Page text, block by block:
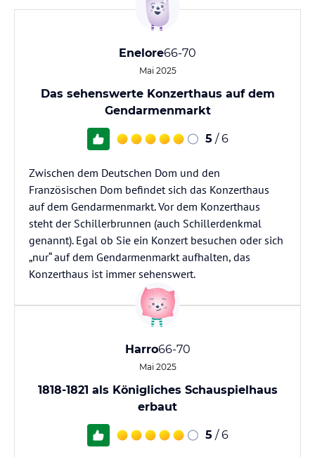
Enelore66-70
Mai 2025
Das sehenswerte Konzerthaus auf dem
Gendarmenmarkt
5 / 6
Zwischen dem Deutschen Dom und den
Französischen Dom befindet sich das Konzerthaus
auf dem Gendarmenmarkt. Vor dem Konzerthaus
steht der Schillerbrunnen (auch Schillerdenkmal
genannt). Egal ob Sie ein Konzert besuchen oder sich
„nur“ auf dem Gendarmenmarkt aufhalten, das
Konzerthaus ist immer sehenswert.
Harro66-70
Mai 2025
1818-1821 als Königliches Schauspielhaus
erbaut
5 / 6